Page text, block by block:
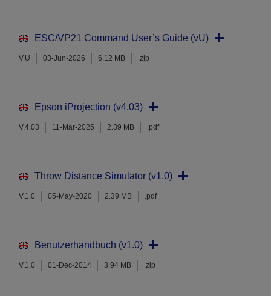
ESC/VP21 Command User’s Guide (vU)
V.U 03-Jun-2026 6.12 MB .zip
Epson iProjection (v4.03)
V.4.03 11-Mar-2025 2.39 MB .pdf
Throw Distance Simulator (v1.0)
V.1.0 05-May-2020 2.39 MB .pdf
Benutzerhandbuch (v1.0)
V.1.0 01-Dec-2014 3.94 MB .zip